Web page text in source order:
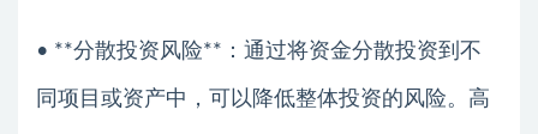
• **分散投资风险**：通过将资金分散投资到不
同项目或资产中，可以降低整体投资的风险。高